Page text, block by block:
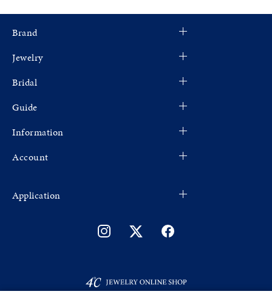
Brand
Jewelry
Bridal
Guide
Information
Account
Application